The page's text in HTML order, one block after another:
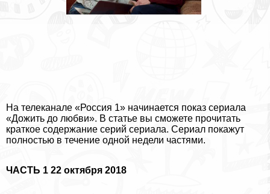
На телеканале «Россия 1» начинается показ сериала
«Дожить до любви». В статье вы сможете прочитать
краткое содержание серий сериала. Сериал покажут
полностью в течение одной недели частями.
ЧАСТЬ 1 22 октября 2018